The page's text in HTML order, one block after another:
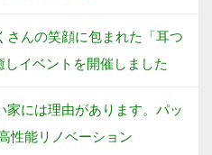
さんの笑顔に包まれた「耳つ
イベントを開催しました
家には理由があります。パッ
性能リノベーション